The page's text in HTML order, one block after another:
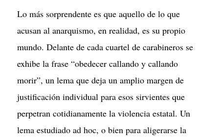
Lo más sorprendente es que aquello de lo que
acusan al anarquismo, en realidad, es su propio
mundo. Delante de cada cuartel de carabineros se
exhibe la frase “obedecer callando y callando
morir”, un lema que deja un amplio margen de
justificación individual para esos sirvientes que
perpetran cotidianamente la violencia estatal. Un
lema estudiado ad hoc, o bien para aligerarse la